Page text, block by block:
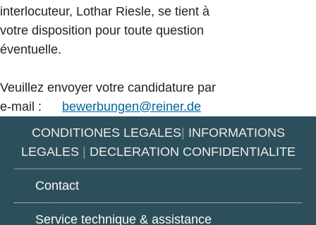
interlocuteur, Lothar Riesle, se tient à
votre disposition pour toute question
éventuelle.
Veuillez envoyer votre candidature par
e-mail :
bewerbungen@reiner.de
CONDITIONES LEGALES| INFORMATIONS
LEGALES| DECLERATION CONFIDENTIALITE
Contact
Service technique & assistance